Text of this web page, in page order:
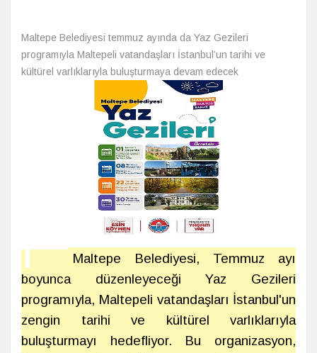
Maltepe Belediyesi temmuz ayında da Yaz Gezileri
programıyla Maltepeli vatandaşları İstanbul’un tarihi ve
kültürel varlıklarıyla buluşturmaya devam edecek
Maltepe Belediyesi, Temmuz ayı
boyunca düzenleyeceği Yaz Gezileri
programıyla, Maltepeli vatandaşları İstanbul'un
zengin tarihi ve kültürel varlıklarıyla
buluşturmayı hedefliyor. Bu organizasyon,